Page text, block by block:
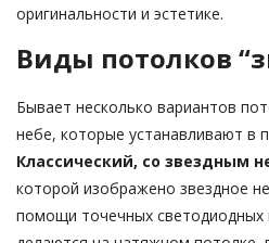
оригинальности и эстетике.
Виды потолков
Бывает несколько вариантов
небе, которые устанавливают в
Классический, со звездным
которой изображено звездное
помощи точечных светодиодных